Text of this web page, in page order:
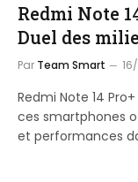
Redmi Note
Duel des
Par Team Smart
Redmi Note 14
ces smartphones
et performances